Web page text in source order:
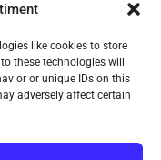
like cookies to store
these technologies will
or unique IDs on this
adversely affect certain